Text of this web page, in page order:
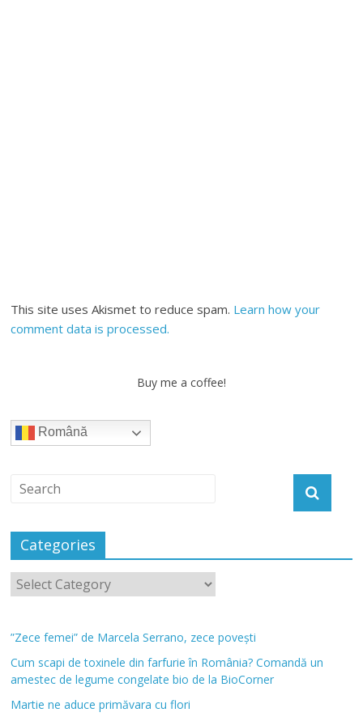
This site uses Akismet to reduce spam. Learn how your
comment data is processed.
Buy me a coffee!
Română
Categories
”Zece femei” de Marcela Serrano, zece povești
Cum scapi de toxinele din farfurie în România? Comandă un
amestec de legume congelate bio de la BioCorner
Martie ne aduce primăvara cu flori